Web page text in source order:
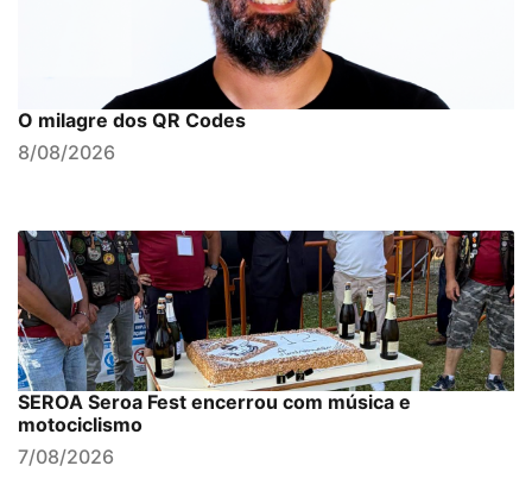
O milagre dos QR Codes
8/08/2026
SEROA Seroa Fest encerrou com música e
motociclismo
7/08/2026